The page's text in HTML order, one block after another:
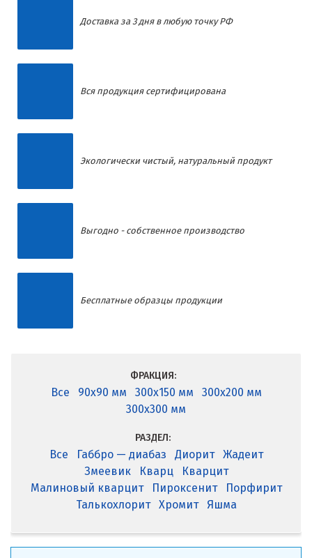
Доставка за 3 дня в любую точку РФ
Вся продукция сертифицирована
Экологически чистый, натуральный продукт
Выгодно - собственное производство
Бесплатные образцы продукции
ФРАКЦИЯ:
Все 90x90 мм 300x150 мм
300x200 мм
300x300 мм
РАЗДЕЛ:
Все Габбро — диабаз Диорит
Жадеит
Змеевик
Кварц
Кварцит
Малиновый кварцит
Пироксенит
Порфирит
Талькохлорит
Хромит Яшма